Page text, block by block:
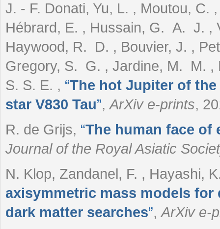
J. - F. Donati, Yu, L. , Moutou,
Hébrard, E. , Hussain, G. A. J. ,
Haywood, R. D. , Bouvier, J. ,
Gregory, S. G. , Jardine, M. M. ,
S. S. E. , “The hot Jupiter of
star V830 Tau”,ArXiv e-prints,
R. de Grijs, “The human face of
Journal of the Royal Asiatic
N. Klop, Zandanel, F. , Hayashi,
axisymmetric mass models
dark matter searches”,ArXiv e-